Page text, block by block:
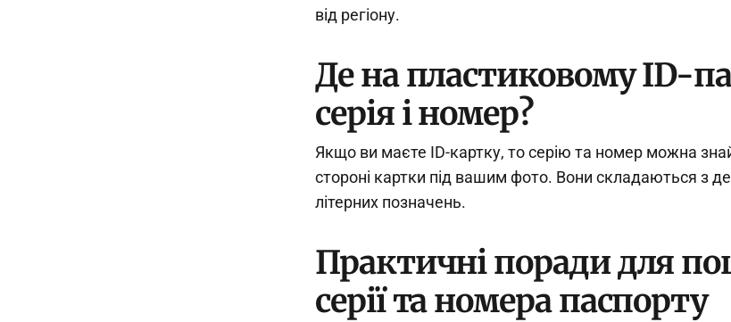
від регіону.
Де на пластиковому ID-
серія і номер?
Якщо ви маєте ID-картку, то серію та номер можна
стороні картки під вашим фото. Вони складаються з
літерних позначень.
Практичні поради для
серії та номера паспорту